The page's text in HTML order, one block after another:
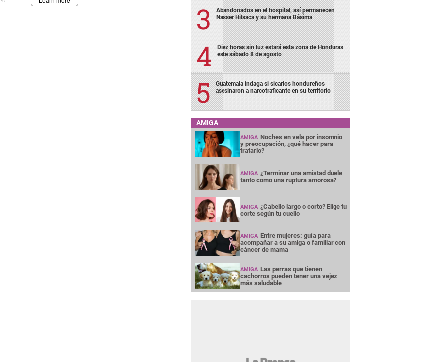
Abandonados en el hospital, así permanecen
Nasser Hilsaca y su hermana Básima
Diez horas sin luz estará esta zona de Honduras
este sábado 8 de agosto
Guatemala indaga si sicarios hondureños
asesinaron a narcotraficante en su territorio
AMIGA
AMIGA Noches en vela por insomnio
y preocupación, ¿qué hacer para
tratarlo?
AMIGA ¿Terminar una amistad duele
tanto como una ruptura amorosa?
AMIGA ¿Cabello largo o corto? Elige tu
corte según tu cuello
AMIGA Entre mujeres: guía para
acompañar a su amiga o familiar con
cáncer de mama
AMIGA Las perras que tienen
cachorros pueden tener una vejez
más saludable